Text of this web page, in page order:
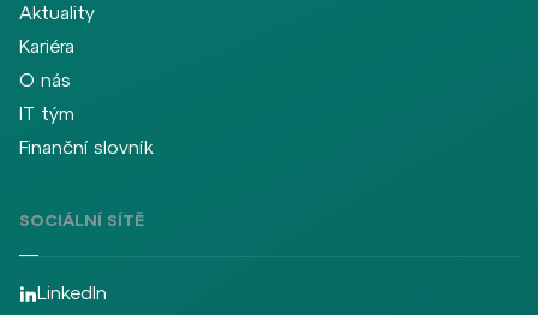
Aktuality
Kariéra
O nás
IT tým
Finanční slovník
SOCIÁLNÍ SÍTĚ
LinkedIn